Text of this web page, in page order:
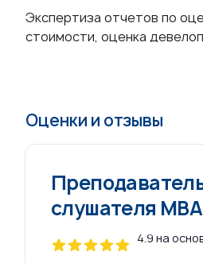
Экспертиза отчетов по
стоимости, оценка
Оценки и отзывы
слушателя МВА
4.9 на